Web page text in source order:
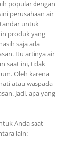
popular dengan
perusahaan air
untuk
produk yang
saja ada
Itu artinya air
saat ini, tidak
Oleh karena
atau waspada
Jadi, apa yang
Anda saat
lain: